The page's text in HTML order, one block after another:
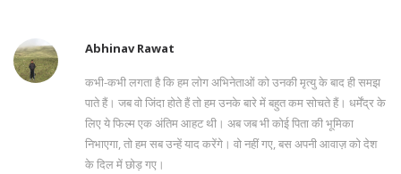
Abhinav Rawat
कभी-कभी लगता है कि हम लोग अभिनेताओं को उनकी मृत्यु के बाद ही समझ
पाते हैं। जब वो जिंदा होते हैं तो हम उनके बारे में बहुत कम सोचते हैं। धर्मेंद्र के
लिए ये फिल्म एक अंतिम आहट थी। अब जब भी कोई पिता की भूमिका
निभाएगा, तो हम सब उन्हें याद करेंगे। वो नहीं गए, बस अपनी आवाज़ को देश
के दिल में छोड़ गए।